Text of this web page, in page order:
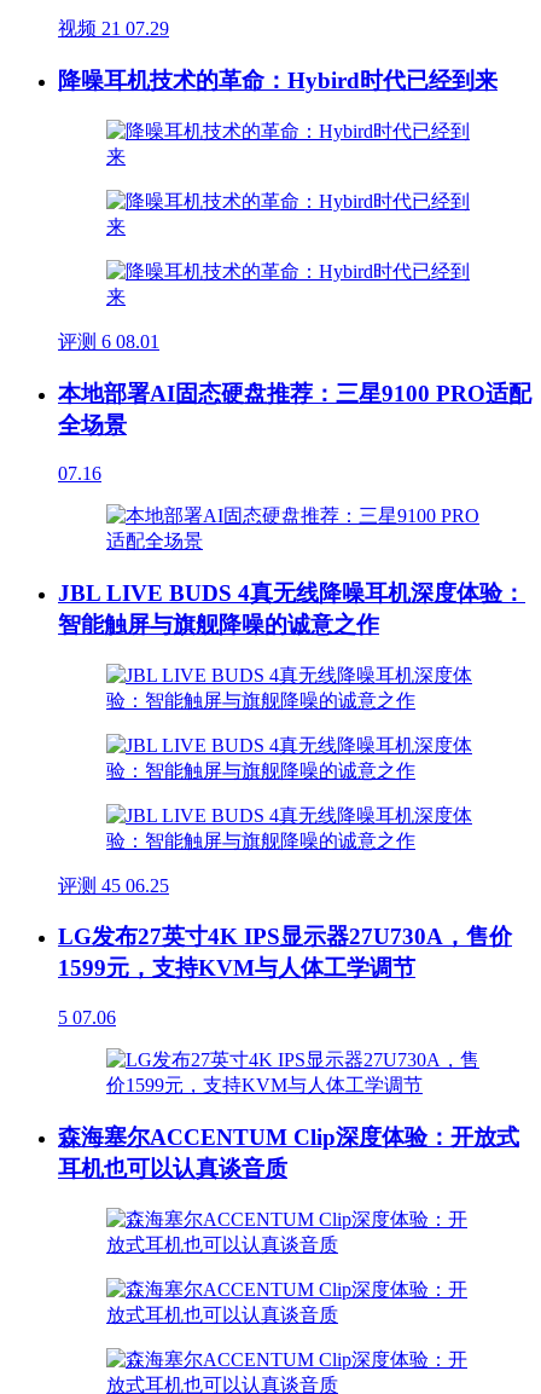
视频 21 07.29
降噪耳机技术的革命：Hybird时代已经到来
评测 6 08.01
本地部署AI固态硬盘推荐：三星9100 PRO适配
全场景
07.16
JBL LIVE BUDS 4真无线降噪耳机深度体验：
智能触屏与旗舰降噪的诚意之作
评测 45 06.25
LG发布27英寸4K IPS显示器27U730A，售价
1599元，支持KVM与人体工学调节
5 07.06
森海塞尔ACCENTUM Clip深度体验：开放式
耳机也可以认真谈音质